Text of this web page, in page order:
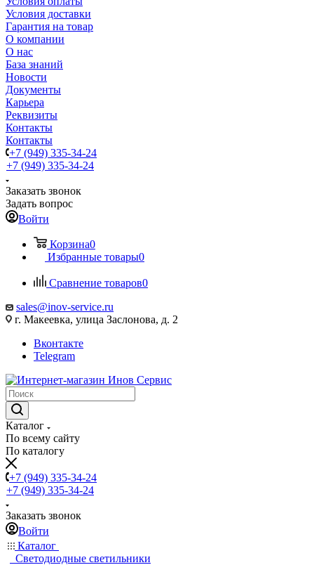
Условия доставки
Гарантия на товар
О компании
О нас
База знаний
Новости
Документы
Карьера
Реквизиты
Контакты
Контакты
+7 (949) 335-34-24
+7 (949) 335-34-24
Заказать звонок
Задать вопрос
Войти
Корзина0
Избранные товары0
Сравнение товаров0
sales@inov-service.ru
г. Макеевка, улица Заслонова, д. 2
Вконтакте
Telegram
Каталог
По всему сайту
По каталогу
+7 (949) 335-34-24
+7 (949) 335-34-24
Заказать звонок
Войти
Каталог
Светодиодные светильники